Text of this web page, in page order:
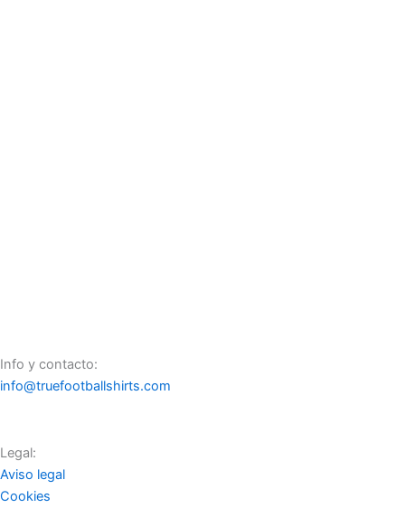
Info y contacto:
info@truefootballshirts.com
Legal:
Aviso legal
Cookies